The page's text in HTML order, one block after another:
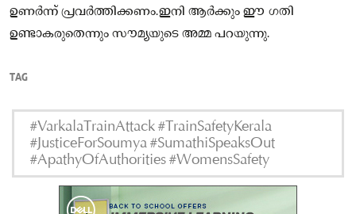
ഉണർന്ന് പ്രവർത്തിക്കണം.ഇനി ആർക്കും ഈ ഗതി
ഉണ്ടാകരുതെന്നും സൗമ്യയുടെ അമ്മ പറയുന്നു.
TAG
#VarkalaTrainAttack #TrainSafetyKerala
#JusticeForSoumya #SumathiSpeaksOut
#ApathyOfAuthorities #WomensSafety